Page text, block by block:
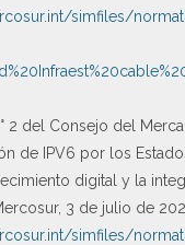
simfiles/
2 del Consejo del
de IPV6 por los
digital y la
3 de julio de
simfiles/